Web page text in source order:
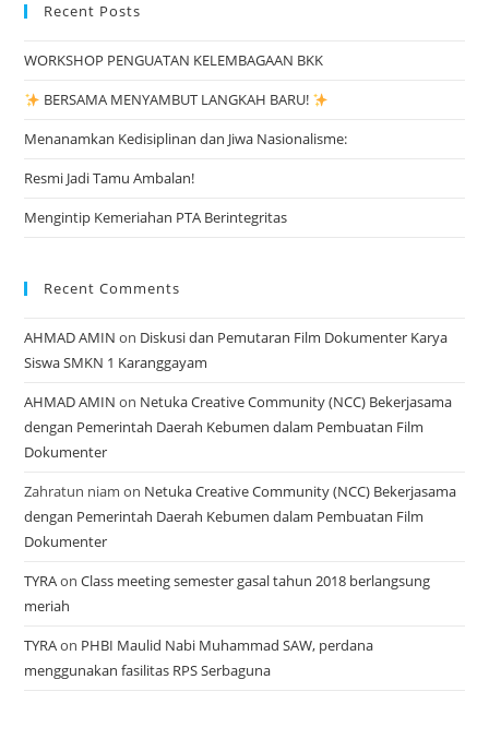
Recent Posts
WORKSHOP PENGUATAN KELEMBAGAAN BKK
BERSAMA MENYAMBUT LANGKAH BARU!
Menanamkan Kedisiplinan dan Jiwa Nasionalisme:
Resmi Jadi Tamu Ambalan!
Mengintip Kemeriahan PTA Berintegritas
Recent Comments
AHMAD AMIN on Diskusi dan Pemutaran Film Dokumenter Karya
Siswa SMKN 1 Karanggayam
AHMAD AMIN on Netuka Creative Community (NCC) Bekerjasama
dengan Pemerintah Daerah Kebumen dalam Pembuatan Film
Dokumenter
Zahratun niam on Netuka Creative Community (NCC) Bekerjasama
dengan Pemerintah Daerah Kebumen dalam Pembuatan Film
Dokumenter
TYRAonClass meeting semester gasal tahun 2018 berlangsung
meriah
TYRAon PHBI Maulid Nabi Muhammad SAW, perdana
menggunakan fasilitas RPS Serbaguna